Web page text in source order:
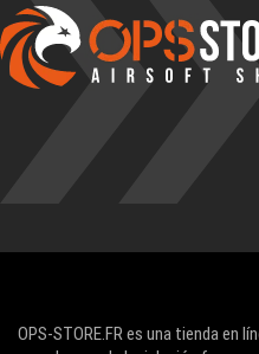
OPS-STORE.FR es una tienda